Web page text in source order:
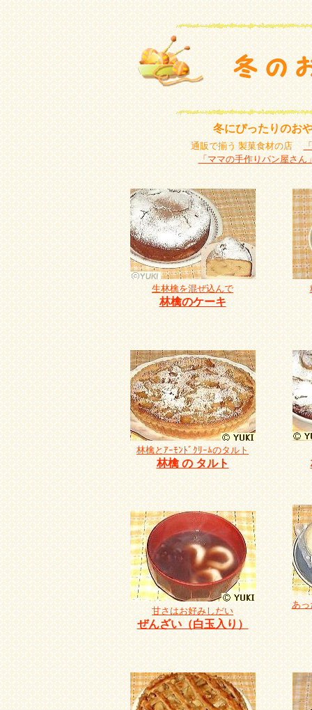
冬にぴったりのお
通販で揃う 製菓食材の店
「ママの手作りパン屋さん
生林檎を混ぜ込んで
林檎のケーキ
林檎とｱｰﾓﾝﾄﾞｸﾘｰﾑのタルト
林檎 の タルト
甘さはお好みしだい
ぜんざい（白玉入り）
あっ